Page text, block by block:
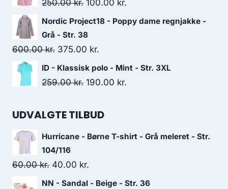
250.00kr. Original
price
was:
250.00 kr..
100.00 kr.
price
Nordic Project18 - Poppy dame regnjakke -
Grå - Str. 38
600.00kr. Original
price
was:
375.00 kr.
price
is:
ID - Klassisk polo - Mint - Str. 3XL
259.00kr. Original
was:
190.00 kr.
UDVALGTE TILBUD
Hurricane - Børne T-shirt - Grå meleret - Str.
104/116
60.00kr. Original
price
40.00 kr.
price
NN - Sandal - Beige - Str. 36